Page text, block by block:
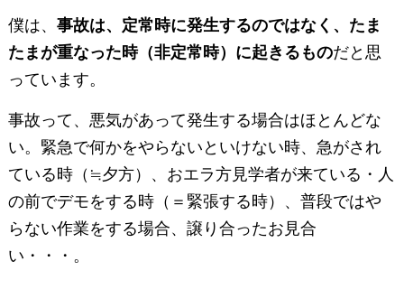
僕は、 事故は、定常時に発生するのではなく、たま
たまが重なった時（非定常時）に起きるものだと思
っています。
事故って、悪気があって発生する場合はほとんどな
い。緊急で何かをやらないといけない時、急がされ
ている時（≒夕方）、おエラ方見学者が来ている・人
の前でデモをする時（＝緊張する時）、普段ではや
らない作業をする場合、譲り合ったお見合
い・・・。